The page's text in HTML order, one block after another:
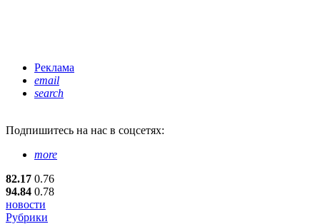
Реклама
email
search
Подпишитесь на нас в соцсетях:
more
82.17 0.76
94.84 0.78
новости
Рубрики